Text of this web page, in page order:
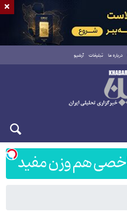
درباره ما تبلیغات آرشیو
×